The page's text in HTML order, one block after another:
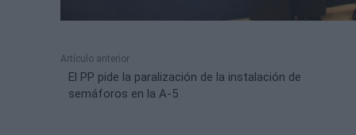
Artículo anterior
El PP pide la paralización de la instalación de
semáforos en la A-5